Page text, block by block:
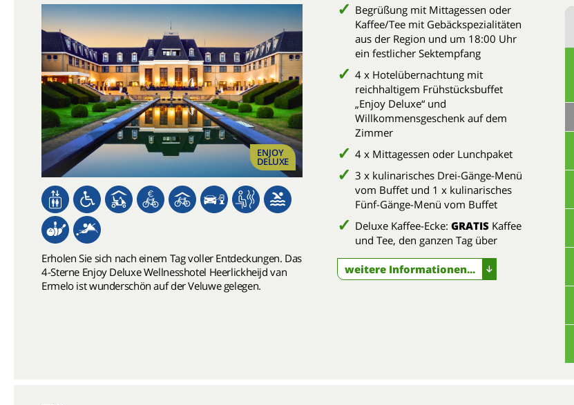
ENJOY
DELUXE
Erholen Sie sich nach einem Tag voller Entdeckungen. Das
4-Sterne Enjoy Deluxe Wellnesshotel Heerlickheijd van
Ermelo ist wunderschön auf der Veluwe gelegen.
Begrüßung mit Mittagessen oder
Kaffee/Tee mit Gebäckspezialitäten
aus der Region und um 18:00 Uhr
ein festlicher Sektempfang
4 x Hotelübernachtung mit
reichhaltigem Frühstücksbuffet
„Enjoy Deluxe“ und
Willkommensgeschenk auf dem
Zimmer
4 x Mittagessen oder Lunchpaket
3 x kulinarisches Drei-Gänge-Menü
vom Buffet und 1 x kulinarisches
Fünf-Gänge-Menü vom Buffet
Deluxe Kaffee-Ecke: GRATIS Kaffee
und Tee, den ganzen Tag über
weitere Informationen...